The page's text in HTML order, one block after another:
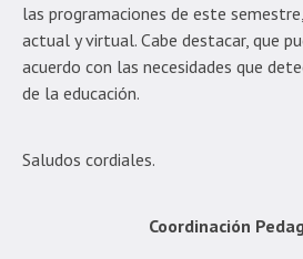
las programaciones de este
actual y virtual. Cabe destacar, que
acuerdo con las necesidades que
de la educación.
Saludos cordiales.
Coordinación